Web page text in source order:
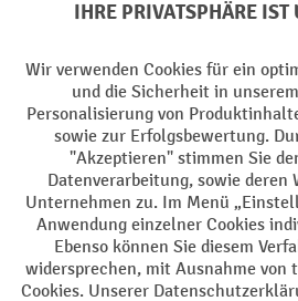
Facebook
YouTube
LinkedIn
Instagram
AGB Impressum
Barrierefreiheit Privacy